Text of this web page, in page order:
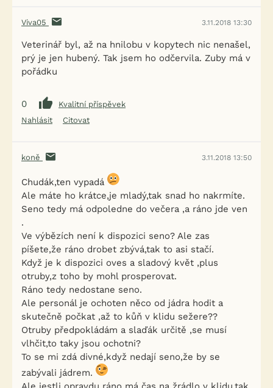
Viva05 3.11.2018 13:30
Veterinář byl, až na hnilobu v kopytech nic nenašel,
prý je jen hubený. Tak jsem ho odčervila. Zuby má v
pořádku
0
Kvalitní příspěvek
Nahlásit
Citovat
koně 3.11.2018 13:50
Chudák,ten vypadá
Ale máte ho krátce,je mladý,tak snad ho nakrmíte.
Seno tedy má odpoledne do večera ,a ráno jde ven
.
Ve výbězích není k dispozici seno? Ale zas
píšete,že ráno drobet zbývá,tak to asi stačí.
Když je k dispozici oves a sladový květ ,plus
otruby,z toho by mohl prosperovat.
Ráno tedy nedostane seno.
Ale personál je ochoten něco od jádra hodit a
skutečně počkat ,až to kůň v klidu sežere??
Otruby předpokládám a slaďák určitě ,se musí
vlhčit,to taky jsou ochotni?
To se mi zdá divné,když nedají seno,že by se
zabývali jádrem.